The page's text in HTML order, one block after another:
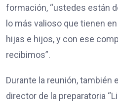
formación, “ustedes están
lo más valioso que tienen
hijas e hijos, y con ese
recibimos”.
Durante la reunión, también
director de la preparatoria